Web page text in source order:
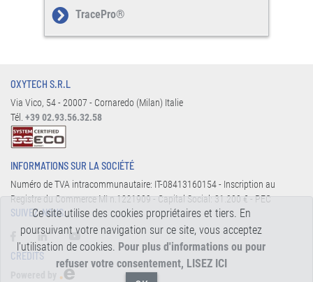
TracePro®
OXYTECH S.R.L
Via Vico, 54 - 20007 - Cornaredo (Milan) Italie
Tél. +39 02.93.56.32.58
INFORMATIONS SUR LA SOCIÉTÉ
Numéro de TVA intracommunautaire: IT-08413160154 - Inscription au
Registre du Commerce MI n.1221909 - Capital Social: 31.200 € - PEC
SUIVEZ-NOUS:
CREDITS
Ce site utilise des cookies propriétaires et tiers. En
poursuivant votre navigation sur ce site, vous acceptez
l'utilisation de cookies. Pour plus d'informations ou pour
refuser votre consentement, LISEZ ICI